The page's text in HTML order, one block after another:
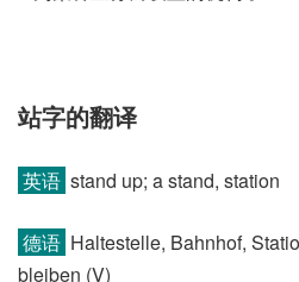
站字的翻译
英语 stand up; a stand, station
德语 Haltestelle, Bahnhof,
bleiben (V)